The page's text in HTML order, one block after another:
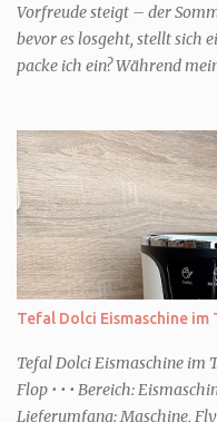
Vorfreude steigt – der
bevor es losgeht, stellt sich
packe ich ein? Während
Urlaub Entspannung und
uns doch herausfinden,
GENIESSER Egal, ob
gutes Essen, ein guter
dazu. Ihr liebt es
einfach jeden Moment.
Hier empfehle ich
einem frisch-fruchtigen
“ Sommer Flirt ...
Tefal Dolci Eismaschine im
Tefal Dolci Eismaschine im
Flop • • • Bereich:
Lieferumfang: Maschine,